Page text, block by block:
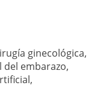
ginecológica,
del embarazo,
,